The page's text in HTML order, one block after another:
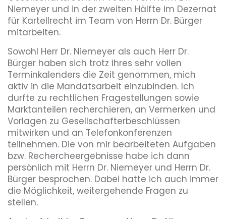
Niemeyer und in der zweiten Hälfte im Dezernat
für Kartellrecht im Team von Herrn Dr. Bürger
mitarbeiten.
Sowohl Herr Dr. Niemeyer als auch Herr Dr.
Bürger haben sich trotz ihres sehr vollen
Terminkalenders die Zeit genommen, mich
aktiv in die Mandatsarbeit einzubinden. Ich
durfte zu rechtlichen Fragestellungen sowie
Marktanteilen recherchieren, an Vermerken und
Vorlagen zu Gesellschafterbeschlüssen
mitwirken und an Telefonkonferenzen
teilnehmen. Die von mir bearbeiteten Aufgaben
bzw. Rechercheergebnisse habe ich dann
persönlich mit Herrn Dr. Niemeyer und Herrn Dr.
Bürger besprochen. Dabei hatte ich auch immer
die Möglichkeit, weitergehende Fragen zu
stellen.